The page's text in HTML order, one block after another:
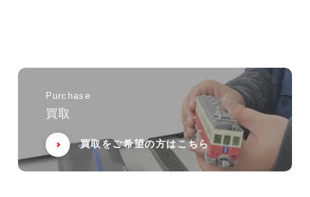
Purchase
買取
買取をご希望の方はこちら